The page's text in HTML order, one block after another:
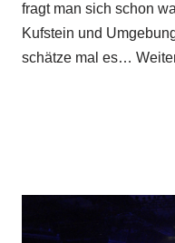
fragt man sich schon
Kufstein und
schätze mal es…